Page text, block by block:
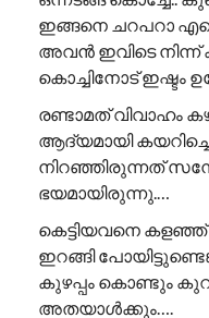
ഇങ്ങനെ ചറപറാ
അവൻ ഇവിടെ
കൊച്ചിനോട് ഇഷ്ടം
രണ്ടാമത് വിവാഹം
ആദ്യമായി
നിറഞ്ഞിരുന്നത്
ഭയമായിരുന്നു.…
കെട്ടിയവനെ
ഇറങ്ങി
കുഴപ്പം കൊണ്ടും
അതയാൾക്കും….